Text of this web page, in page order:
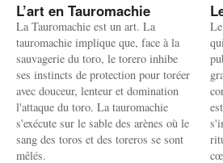
L’art en Tauromachie
La Tauromachie est un art. La
tauromachie implique que, face à la
sauvagerie du toro, le torero inhibe
ses instincts de protection pour toréer
avec douceur, lenteur et domination
l'attaque du toro. La tauromachie
s'exécute sur le sable des arènes où le
sang des toros et des toreros se sont
mêlés.